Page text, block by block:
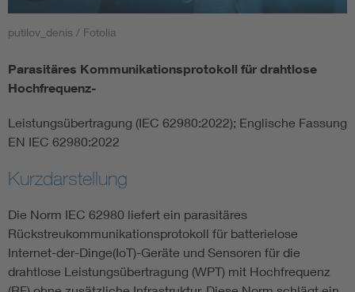
Smart Cities
DKE Fachinformationen im Kontext der Normung
Blitzschutz: DIN EN 62305 in der Übersicht
Cybersecurity in der Industrieautomatisierung
DIN VDE 0100 für sichere Elektroinstallationen
putilov_denis / Fotolia
Parasitäres Kommunikationsprotokoll für drahtlose
Hochfrequenz-
Leistungsübertragung (IEC 62980:2022); Englische Fassung
EN IEC 62980:2022
Kurzdarstellung
Die Norm IEC 62980 liefert ein parasitäres
Rückstreukommunikationsprotokoll für batterielose
Internet-der-Dinge(IoT)-Geräte und Sensoren für die
drahtlose Leistungsübertragung (WPT) mit Hochfrequenz